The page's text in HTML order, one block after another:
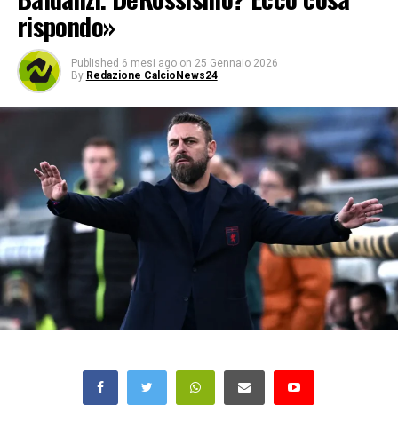
rispondo»
Published 6 mesi ago on 25 Gennaio 2026
By Redazione CalcioNews24